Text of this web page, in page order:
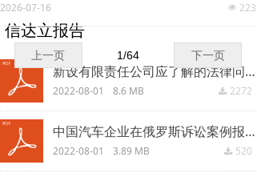
新设有限责任公司应了解的法律问题.pdf
끂 2272
2022-08-01 8.6 MB
中国汽车企业在俄罗斯诉讼案例报告(2018).pdf
끂 520
2022-08-01 3.89 MB
信达立报告
넶 223
2026-07-16
上一页 下一页
1/64